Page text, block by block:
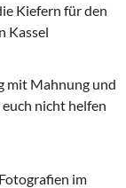
Kiefern für den
Kassel
mit Mahnung und
nicht helfen
im